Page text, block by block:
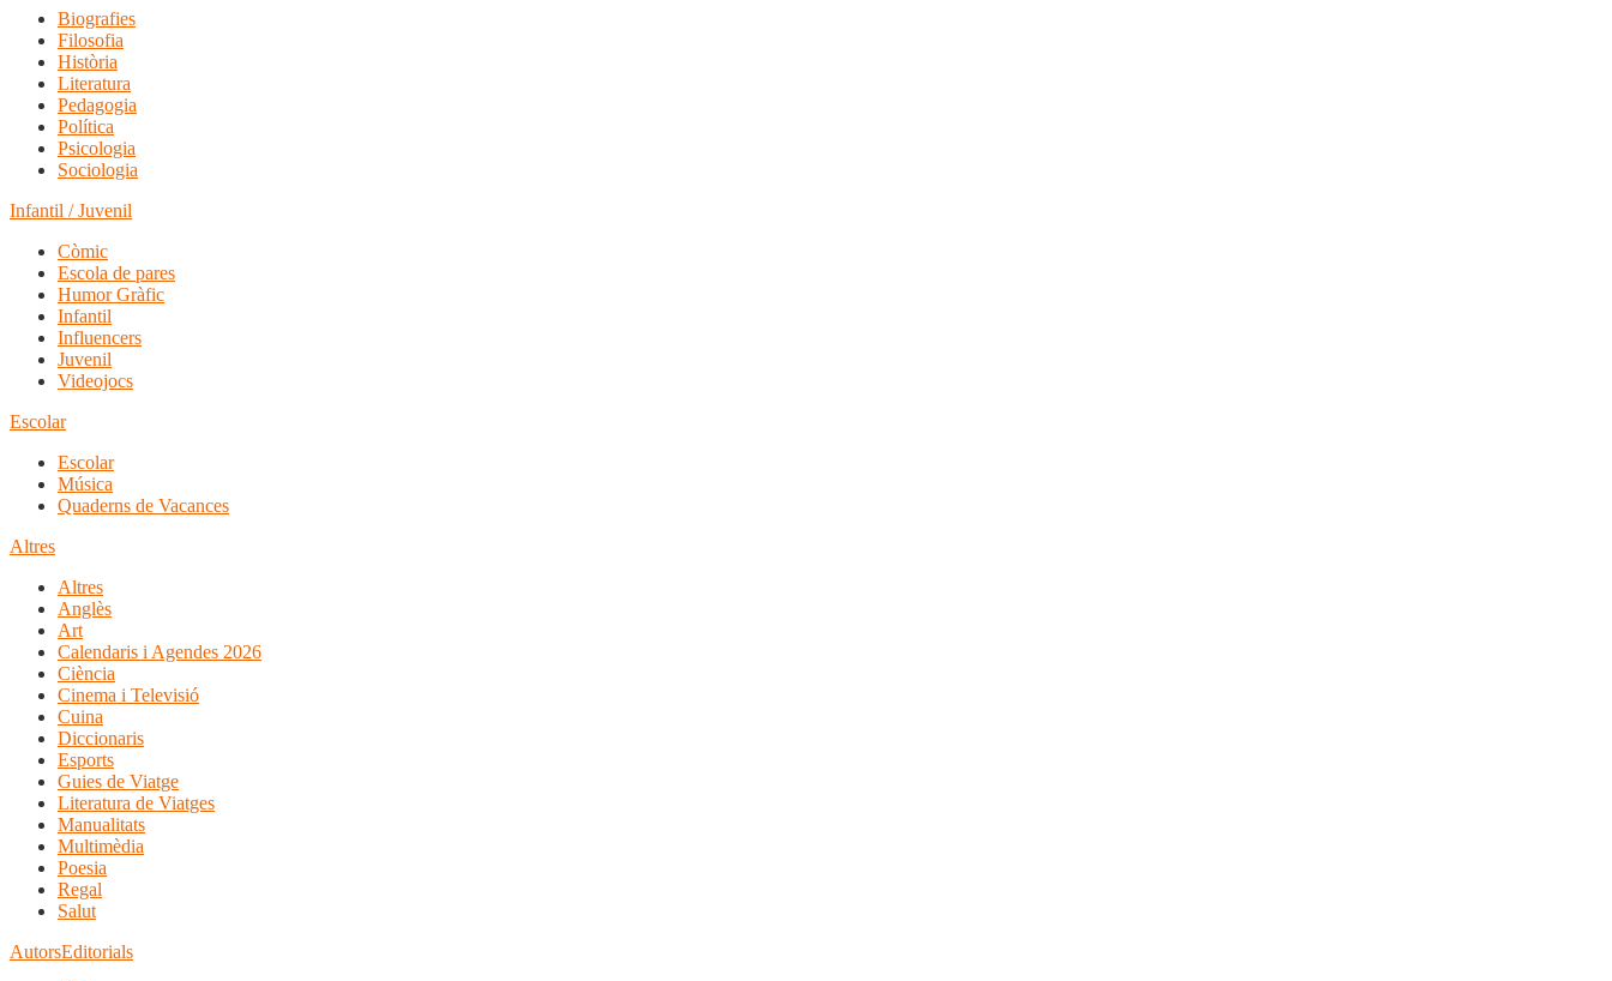
Biografies
Filosofia
Història
Literatura
Pedagogia
Política
Psicologia
Sociologia
Infantil / Juvenil
Còmic
Escola de pares
Humor Gràfic
Infantil
Influencers
Juvenil
Videojocs
Escolar
Escolar
Música
Quaderns de Vacances
Altres
Altres
Anglès
Art
Calendaris i Agendes 2026
Ciència
Cinema i Televisió
Cuina
Diccionaris
Esports
Guies de Viatge
Literatura de Viatges
Manualitats
Multimèdia
Poesia
Regal
Salut
AutorsEditorials